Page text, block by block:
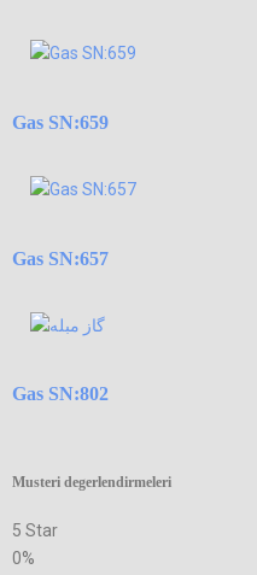
Gas SN:659
Gas SN:657
Gas SN:802
Musteri degerlendirmeleri
5 Star
0%